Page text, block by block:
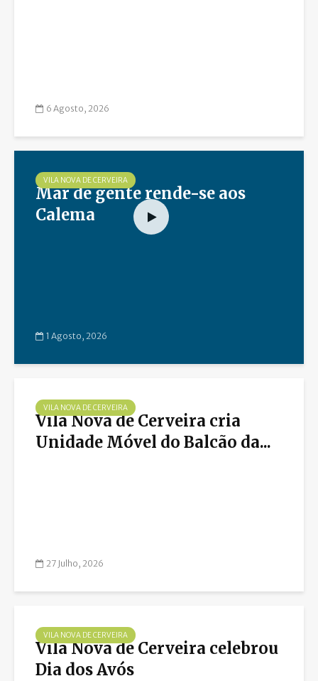
6 Agosto, 2026
VILA NOVA DE CERVEIRA
Mar de gente rende-se aos
Calema
1 Agosto, 2026
VILA NOVA DE CERVEIRA
Vila Nova de Cerveira cria
Unidade Móvel do Balcão da...
27 Julho, 2026
VILA NOVA DE CERVEIRA
Vila Nova de Cerveira celebrou
Dia dos Avós